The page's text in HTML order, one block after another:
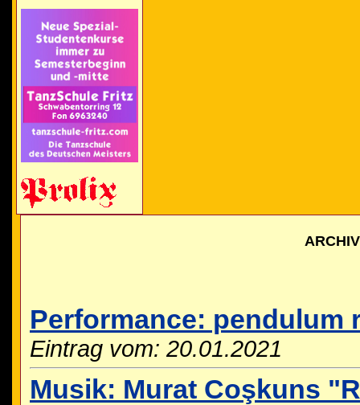
ARCHIV
Performance: pendulum
Eintrag vom: 20.01.2021
Musik: Murat Coşkuns